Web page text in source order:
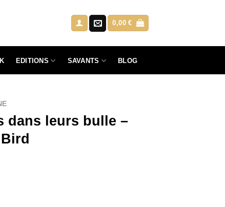
0,00€
EDITIONS SAVANTS BLOG
dans leurs bulle –